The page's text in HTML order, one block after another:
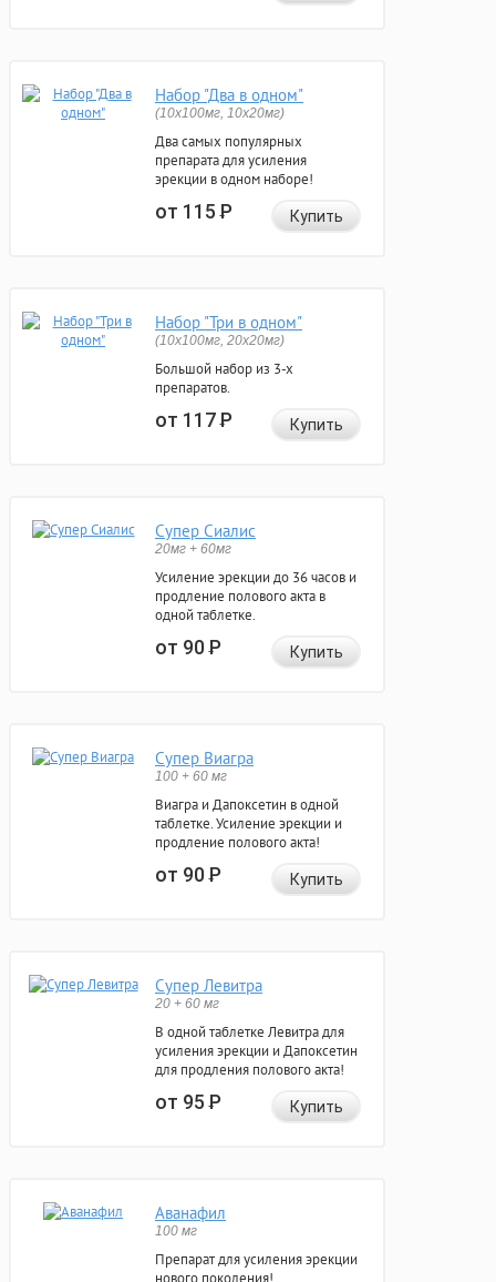
Набор "Два в одном"
(10x100мг, 10x20мг)
Два самых популярных
препарата для усиления
эрекции в одном наборе!
от 115Р Купить
Набор "Три в одном"
(10x100мг, 20x20мг)
Большой набор из 3-х
препаратов.
от 117Р Купить
Супер Сиалис
20мг + 60мг
Усиление эрекции до 36 часов и
продление полового акта в
одной таблетке.
от 90Р Купить
Супер Виагра
100 + 60 мг
Виагра и Дапоксетин в одной
таблетке. Усиление эрекции и
продление полового акта!
от 90Р Купить
Супер Левитра
20 + 60 мг
В одной таблетке Левитра для
усиления эрекции и Дапоксетин
для продления полового акта!
от 95Р Купить
Аванафил
100 мг
Препарат для усиления эрекции